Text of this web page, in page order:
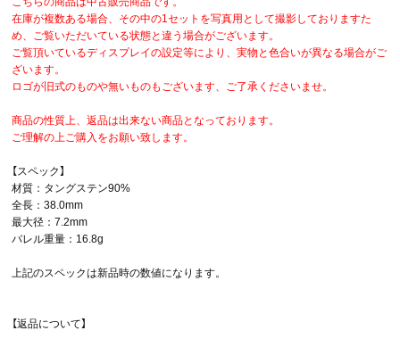
在庫が複数ある場合、その中の1セットを写真用として撮影しておりますた
め、ご覧いただいている状態と違う場合がございます。
ご覧頂いているディスプレイの設定等により、実物と色合いが異なる場合がご
ざいます。
ロゴが旧式のものや無いものもございます、ご了承くださいませ。
商品の性質上、返品は出来ない商品となっております。
ご理解の上ご購入をお願い致します。
【スペック】
材質：タングステン90%
全長：38.0mm
最大径：7.2mm
バレル重量：16.8g
上記のスペックは新品時の数値になります。
【返品について】